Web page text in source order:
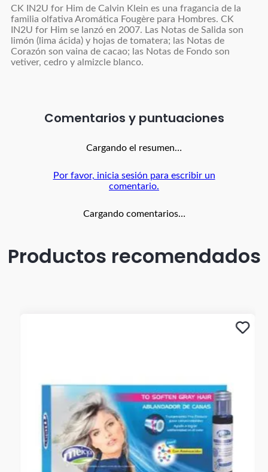
CK IN2U for Him de Calvin Klein es una fragancia de la
familia olfativa Aromática Fougère para Hombres. CK
IN2U for Him se lanzó en 2007. Las Notas de Salida son
limón (lima ácida) y hojas de tomatera; las Notas de
Corazón son vaina de cacao; las Notas de Fondo son
vetiver, cedro y almizcle blanco.
Comentarios
Cargando el resumen…
Por favor, inicia sesión para escribir un
comentario.
Cargando comentarios…
Productos recomendados